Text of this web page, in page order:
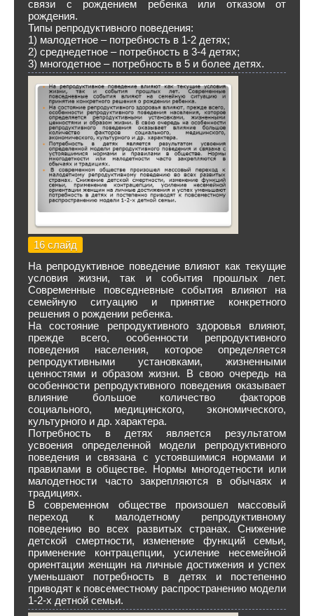
связи с рождением ребенка или отказом от
рождения.
Типы репродуктивного поведения:
1) малодетное – потребность в 1-2 детях;
2) среднедетное – потребность в 3-4 детях;
3) многодетное – потребность в 5 и более детях.
16 слайд
На репродуктивное поведение влияют как текущие
условия жизни, так и события прошлых лет.
Современные повседневные события влияют на
семейную ситуацию и принятие конкретного
решения о рождении ребенка.
На состояние репродуктивного здоровья влияют,
прежде всего, особенности репродуктивного
поведения населения, которое определяется
репродуктивными установками, жизненными
ценностями и образом жизни. В свою очередь на
особенности репродуктивного поведения оказывает
влияние большое количество факторов
социального, медицинского, экономического,
культурного и др. характера.
Потребность в детях является результатом
усвоения определенной модели репродуктивного
поведения и связана с устоявшимися нормами и
правилами в обществе. Нормы многодетности или
малодетности часто закрепляются в обычаях и
традициях.
В современном обществе произошел массовый
переход к малодетному репродуктивному
поведению во всех развитых странах. Снижение
детской смертности, изменение функций семьи,
применение контрацепции, усиление несемейной
ориентации женщин на личные достижения и успех
уменьшают потребность в детях и постепенно
приводят к повсеместному распространению модели
1-2-х детной семьи.